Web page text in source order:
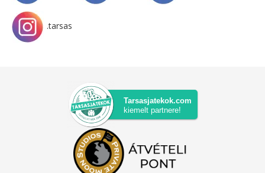
.tarsas
Tarsasjatekok.com
kiemelt partnere!